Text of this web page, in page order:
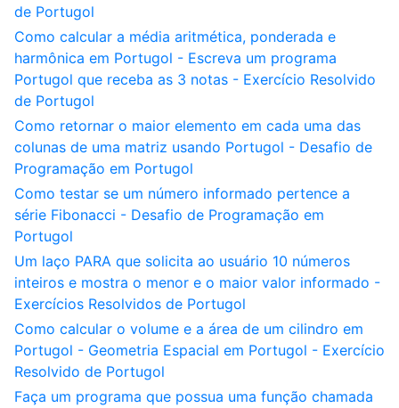
de Portugol
Como calcular a média aritmética, ponderada e
harmônica em Portugol - Escreva um programa
Portugol que receba as 3 notas - Exercício Resolvido
de Portugol
Como retornar o maior elemento em cada uma das
colunas de uma matriz usando Portugol - Desafio de
Programação em Portugol
Como testar se um número informado pertence a
série Fibonacci - Desafio de Programação em
Portugol
Um laço PARA que solicita ao usuário 10 números
inteiros e mostra o menor e o maior valor informado -
Exercícios Resolvidos de Portugol
Como calcular o volume e a área de um cilindro em
Portugol - Geometria Espacial em Portugol - Exercício
Resolvido de Portugol
Faça um programa que possua uma função chamada